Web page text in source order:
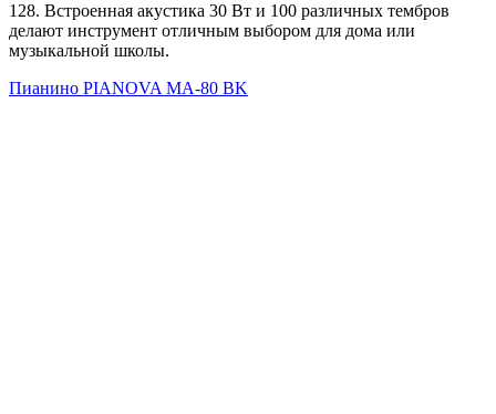
128. Встроенная акустика 30 Вт и 100 различных тембров
делают инструмент отличным выбором для дома или
музыкальной школы.
Пианино PIANOVA MA-80 BK